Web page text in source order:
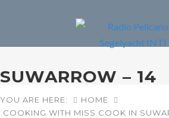
SUWARROW – 14
YOU ARE HERE:
HOME
COOKING WITH MISS COOK IN